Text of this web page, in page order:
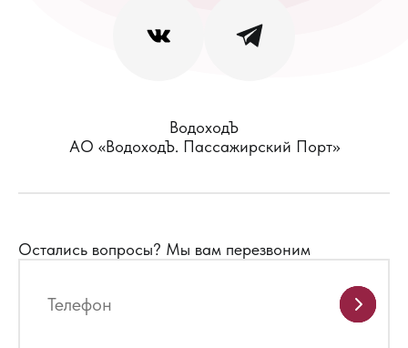
ВодоходЪ
АО «ВодоходЪ. Пассажирский Порт»
Остались вопросы? Мы вам перезвоним